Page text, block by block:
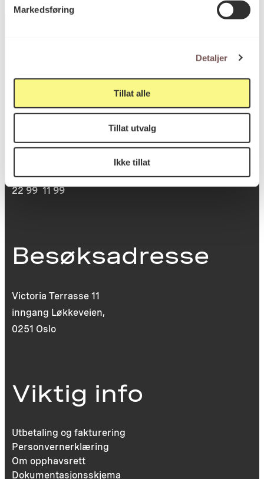
Markedsføring
Detaljer
Tillat alle
Tillat utvalg
Ikke tillat
Postadresse
Postboks 6994
0130 Oslo
post@koro.no
22 99 11 99
Besøksadresse
Victoria Terrasse 11
inngang Løkkeveien,
0251 Oslo
Viktig info
Utbetaling og fakturering
Personvernerklæring
Om opphavsrett
Dokumentasjonsskjema